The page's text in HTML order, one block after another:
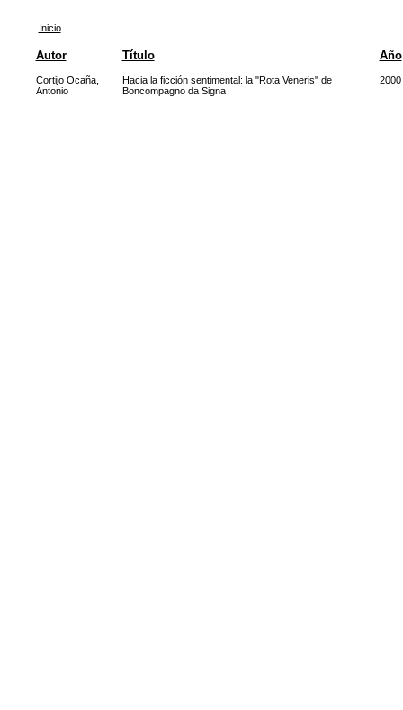
Inicio
Autor Título Año
Cortijo Ocaña,
Antonio
Hacia la ficción sentimental: la "Rota Veneris" de
Boncompagno da Signa
2000